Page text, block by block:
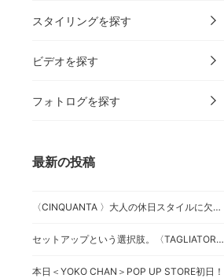
スタイリングを探す
ビデオを探す
フォトログを探す
最新の投稿
〈CINQUANTA 〉大人の休日スタイルに欠かせない（？）別注スエードドライビンクブルゾンを改めて。
セットアップという選択肢。〈TAGLIATORE〉
本日＜YOKO CHAN＞POP UP STORE初日！